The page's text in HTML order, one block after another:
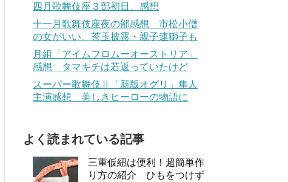
四月歌舞伎座３部初日、感想
十一月歌舞伎座夜の部感想 市松小僧
の女がいい。莟玉披露・親子連獅子も
月組「アイムフロムーオーストリア」
感想 タマキチは若返っていたけど
スーパー歌舞伎Ⅱ「新版オグリ」隼人
主演感想 美しきヒーローの物語に
よく読まれている記事
三重仮紐は便利！超簡単作
り方の紹介 ひもをつけず